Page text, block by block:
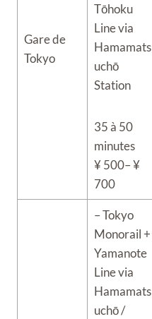
Gare de
Tokyo
Tōhoku
Line via
Hamamats
uchō
Station
35 à 50
minutes
¥ 500– ¥
700
– Tokyo
Monorail +
Yamanote
Line via
Hamamats
uchō /